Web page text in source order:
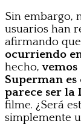
Sin embargo,
usuarios han
afirmando
ocurriendo
hecho,
Superman
parece ser la
filme. ¿Será
simplemente